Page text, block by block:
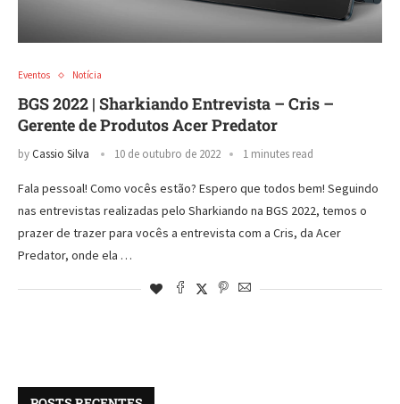
Eventos Notícia
BGS 2022 | Sharkiando Entrevista – Cris –
Gerente de Produtos Acer Predator
byCassio Silva 10 de outubro de 2022 1 minutes read
Fala pessoal! Como vocês estão? Espero que todos bem! Seguindo
nas entrevistas realizadas pelo Sharkiando na BGS 2022, temos o
prazer de trazer para vocês a entrevista com a Cris, da Acer
Predator, onde ela …